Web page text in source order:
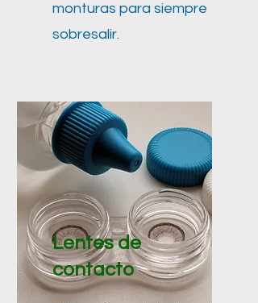
monturas para siempre
sobresalir.
Lentes de
contacto